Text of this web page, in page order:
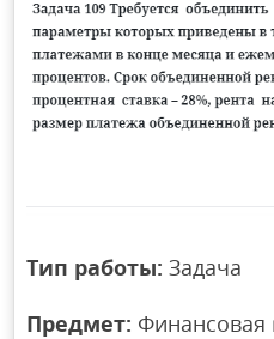
Тип работы: Задача
Предмет: Финансовая